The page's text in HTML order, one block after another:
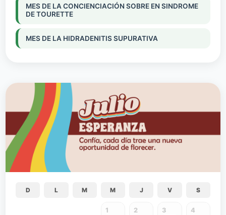
MES DE LA CONCIENCIACIÓN SOBRE EN SINDROME
DE TOURETTE
MES DE LA HIDRADENITIS SUPURATIVA
D L M M J V S
1 2 3 4